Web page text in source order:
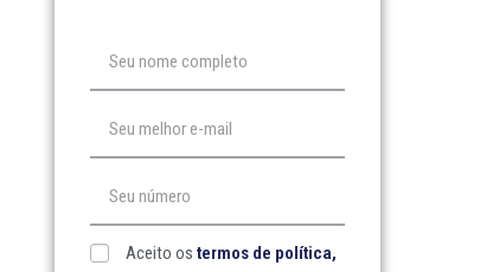
Aceito os termos de polí­tica,